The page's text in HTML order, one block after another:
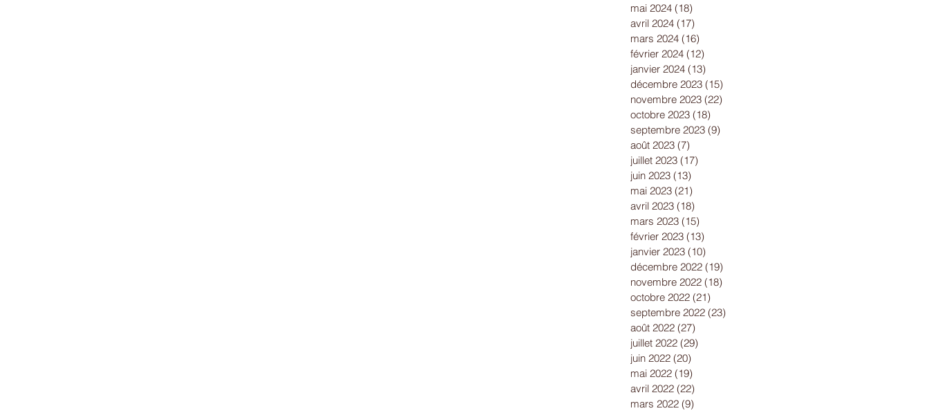
mai 2024 (18)
avril 2024 (17)
mars 2024 (16)
février 2024 (12)
janvier 2024 (13)
décembre 2023 (15)
novembre 2023 (22)
octobre 2023 (18)
septembre 2023 (9)
août 2023 (7)
juillet 2023 (17)
juin 2023 (13)
mai 2023 (21)
avril 2023 (18)
mars 2023 (15)
février 2023 (13)
janvier 2023 (10)
décembre 2022 (19)
novembre 2022 (18)
octobre 2022 (21)
septembre 2022 (23)
août 2022 (27)
juillet 2022 (29)
juin 2022 (20)
mai 2022 (19)
avril 2022 (22)
mars 2022 (9)